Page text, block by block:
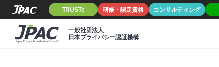
TRUSTe 研修・認定資格 コンサルティング
一般社団法人
日本プライバシー認証機構